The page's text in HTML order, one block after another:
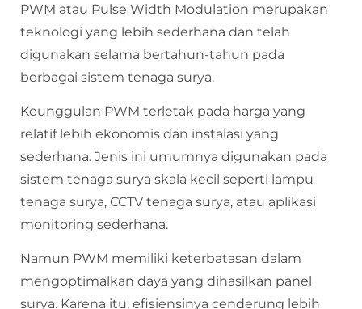
PWM atau Pulse Width Modulation merupakan
teknologi yang lebih sederhana dan telah
digunakan selama bertahun-tahun pada
berbagai sistem tenaga surya.
Keunggulan PWM terletak pada harga yang
relatif lebih ekonomis dan instalasi yang
sederhana. Jenis ini umumnya digunakan pada
sistem tenaga surya skala kecil seperti lampu
tenaga surya, CCTV tenaga surya, atau aplikasi
monitoring sederhana.
Namun PWM memiliki keterbatasan dalam
mengoptimalkan daya yang dihasilkan panel
surya. Karena itu, efisiensinya cenderung lebih